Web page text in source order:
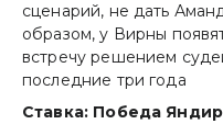
сценарий, не дать
образом, у Вирны
встречу решением
последние три года
Ставка: Победа